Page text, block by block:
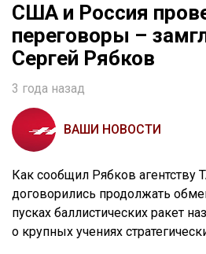
США и Россия
переговоры –
Сергей Рябков
3 года назад
ВАШИ НОВОСТИ
Как сообщил Рябков агентству
договорились продолжать
пусках баллистических ракет
о крупных учениях